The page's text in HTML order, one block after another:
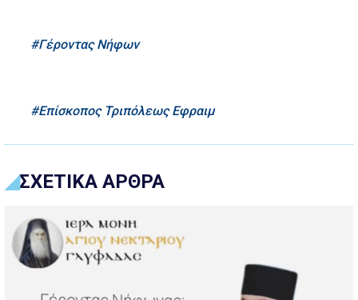
Γέροντας Νήφων
Επίσκοπος Τριπόλεως Εφραιμ
ΣΧΕΤΙΚΑ ΑΡΘΡΑ